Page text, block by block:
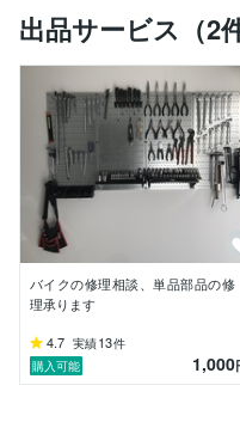
出品サービス（2
バイクの修理相談、単品部品の修
理承ります
4.7 実績13件
購入可能
1,000